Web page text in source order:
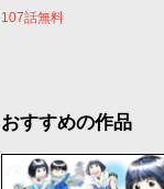
107話無料
おすすめの作品